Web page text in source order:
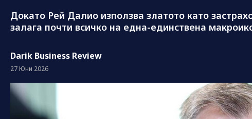
Докато Рей Далио използва златото като
залага почти всичко на една-единствена
Darik Business Review
27 Юни 2026